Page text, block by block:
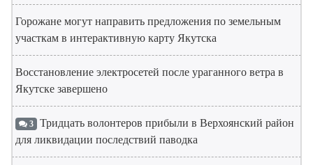
Горожане могут направить предложения по земельным
участкам в интерактивную карту Якутска
Восстановление электросетей после ураганного ветра в
Якутске завершено
3 Тридцать волонтеров прибыли в Верхоянский район
для ликвидации последствий паводка